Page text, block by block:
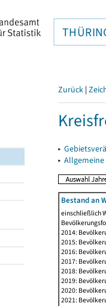
Zurück |
▸
▸
Bestand an
einschließlich
2014:
2015:
2016:
2017:
2018:
2019:
2020:
2021: